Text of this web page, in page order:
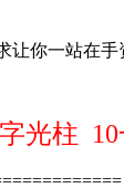
你一站在手
光柱 10